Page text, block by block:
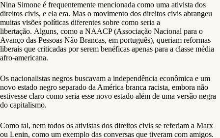
Nina Simone é frequentemente mencionada como uma ativista dos
direitos civis, e ela era. Mas o movimento dos direitos civis abrangeu
muitas visões políticas diferentes sobre como seria a
libertação. Alguns, como a NAACP (Associação Nacional para o
Avanço das Pessoas Não Brancas, em português), queriam reformas
liberais que criticadas por serem benéficas apenas para a classe média
afro-americana.
Os nacionalistas negros buscavam a independência econômica e um
novo estado negro separado da América branca racista, embora não
estivesse claro como seria esse novo estado além de uma versão negra
do capitalismo.
Como tal, nem todos os ativistas dos direitos civis se referiam a Marx
ou Lenin, como um exemplo das conversas que tiveram com amigos.